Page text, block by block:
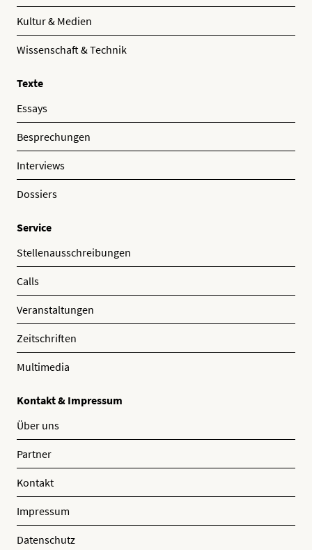
Kultur & Medien
Wissenschaft & Technik
Texte
Essays
Besprechungen
Interviews
Dossiers
Service
Stellenausschreibungen
Calls
Veranstaltungen
Zeitschriften
Multimedia
Kontakt & Impressum
Über uns
Partner
Kontakt
Impressum
Datenschutz